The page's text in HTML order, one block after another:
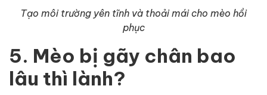
Tạo môi trường yên tĩnh và thoải mái cho mèo hồi
phục
5. Mèo bị gãy chân bao
lâu thì lành?